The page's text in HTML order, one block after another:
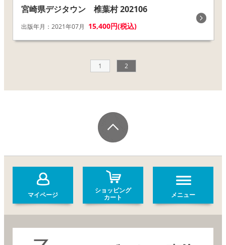
宮崎県デジタウン 椎葉村 202106
出版年月：2021年07月 15,400円(税込)
1 2
マイページ
ショッピング
カート
メニュー